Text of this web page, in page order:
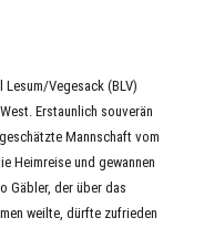
Lesum/Vegesack (BLV)
Erstaunlich souverän
Mannschaft vom
Heimreise und gewannen
Gäbler, der über das
weilte, dürfte zufrieden